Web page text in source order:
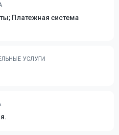
Платежная система
УСЛУГИ